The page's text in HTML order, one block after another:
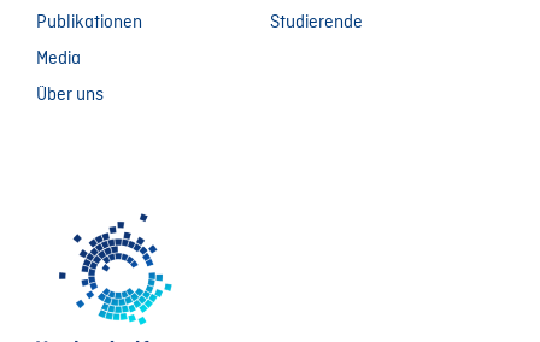
Publikationen
Media
Über uns
Studierende